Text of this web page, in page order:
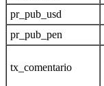
pr_pub_usd
pr_pub_pen
tx_comentario